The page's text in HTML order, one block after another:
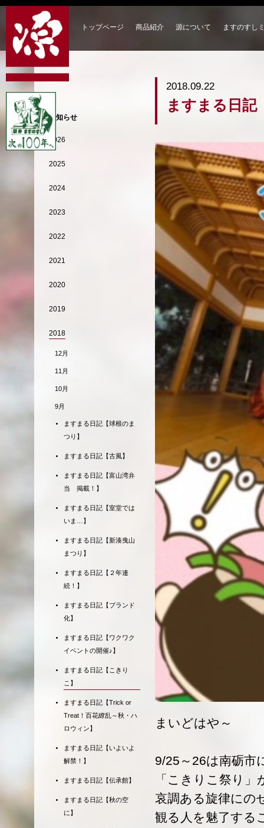
トップページ 商品紹介 源について ますのすし
2018.09.22
ますまる日記
まいどはや～
9/25～26は南砺市
「こきりこ祭り
哀調ある旋律にの
観る人を魅了する
お知らせ
2026
2025
2024
2023
2022
2021
2020
2019
2018
12月
11月
10月
9月
ますまる日記【球根のま
つり】
ますまる日記【古風】
ますまる日記【富山湾弁
当 掲載！】
ますまる日記【室堂では
いま…】
ますまる日記【新湊曳山
まつり】
ますまる日記【２年連
続！】
ますまる日記【ブランド
化】
ますまる日記【ワクワク
イベントの開催♪】
ますまる日記【こきり
こ】
ますまる日記【Trick or
Treat！百花繚乱～秋・ハ
ロウィン】
ますまる日記【いよいよ
解禁！】
ますまる日記【伝承館】
ますまる日記【秋の空
に】